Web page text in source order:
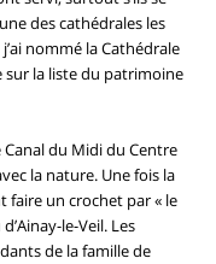
des cathédrales les
nommé la Cathédrale
sur la liste du patrimoine
Canal du Midi du Centre
la nature. Une fois la
faire un crochet par « le
le-Veil. Les
de la famille de